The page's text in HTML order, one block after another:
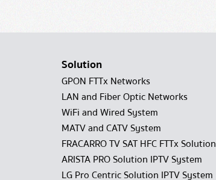
Solution
GPON FTTx Networks
LAN and Fiber Optic Networks
WiFi and Wired System
MATV and CATV System
FRACARRO TV SAT HFC FTTx Solution
ARISTA PRO Solution IPTV System
LG Pro Centric Solution IPTV System